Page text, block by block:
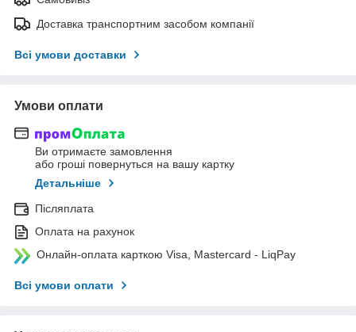
Доставка транспортним засобом компанії
Всі умови доставки
Умови оплати
Ви отримаєте замовлення
або гроші повернуться на вашу картку
Детальніше
Післяплата
Оплата на рахунок
Онлайн-оплата карткою Visa, Mastercard - LiqPay
Всі умови оплати